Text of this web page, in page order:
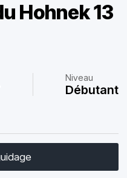
Hohnek 13
Niveau
Débutant